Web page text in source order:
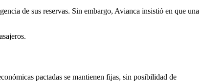
de sus reservas. Sin embargo, Avianca insistió en que una
pactadas se mantienen fijas, sin posibilidad de